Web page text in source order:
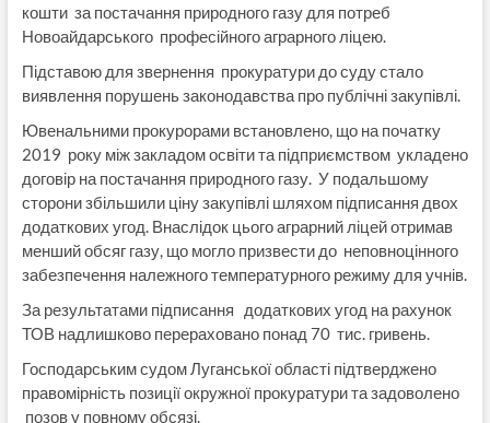
кошти за постачання природного газу для потреб
Новоайдарського професійного аграрного ліцею.
Підставою для звернення прокуратури до суду стало
виявлення порушень законодавства про публічні закупівлі.
Ювенальними прокурорами встановлено, що на початку
2019 року між закладом освіти та підприємством укладено
договір на постачання природного газу. У подальшому
сторони збільшили ціну закупівлі шляхом підписання двох
додаткових угод. Внаслідок цього аграрний ліцей отримав
менший обсяг газу, що могло призвести до неповноцінного
забезпечення належного температурного режиму для учнів.
За результатами підписання додаткових угод на рахунок
ТОВ надлишково перераховано понад 70 тис. гривень.
Господарським судом Луганської області підтверджено
правомірність позиції окружної прокуратури та задоволено
позов у повному обсязі.